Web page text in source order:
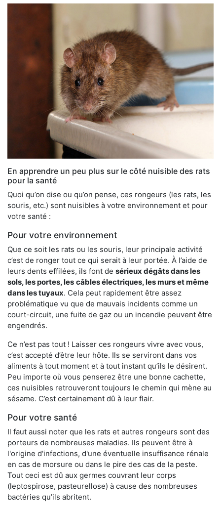
En apprendre un peu plus sur le côté nuisible des rats
pour la santé
Quoi qu’on dise ou qu’on pense, ces rongeurs (les rats, les
souris, etc.) sont nuisibles à votre environnement et pour
votre santé :
Pour votre environnement
Que ce soit les rats ou les souris, leur principale activité
c’est de ronger tout ce qui serait à leur portée. À l’aide de
leurs dents effilées, ils font de sérieux dégâts dans les
sols, les portes, les câbles électriques, les murs et même
dans les tuyaux. Cela peut rapidement être assez
problématique vu que de mauvais incidents comme un
court-circuit, une fuite de gaz ou un incendie peuvent être
engendrés.
Ce n’est pas tout ! Laisser ces rongeurs vivre avec vous,
c’est accepté d’être leur hôte. Ils se serviront dans vos
aliments à tout moment et à tout instant qu’ils le désirent.
Peu importe où vous penserez être une bonne cachette,
ces nuisibles retrouveront toujours le chemin qui mène au
sésame. C’est certainement dû à leur flair.
Pour votre santé
Il faut aussi noter que les rats et autres rongeurs sont des
porteurs de nombreuses maladies. Ils peuvent être à
l'origine d'infections, d'une éventuelle insuffisance rénale
en cas de morsure ou dans le pire des cas de la peste.
Tout ceci est dû aux germes couvrant leur corps
(leptospirose, pasteurellose) à cause des nombreuses
bactéries qu’ils abritent.